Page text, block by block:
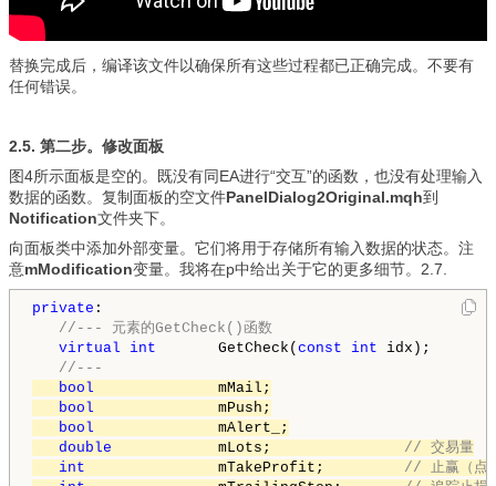
替换完成后，编译该文件以确保所有这些过程都已正确完成。不要有
任何错误。
2.5. 第二步。修改面板
图4所示面板是空的。既没有同EA进行“交互”的函数，也没有处理输入
数据的函数。复制面板的空文件PanelDialog2Original.mqh到
Notification文件夹下。
向面板类中添加外部变量。它们将用于存储所有输入数据的状态。注
意mModification变量。我将在p中给出关于它的更多细节。2.7.
private :
//--- 元素的GetCheck()函数
virtual
int GetCheck( const int idx);
//---
bool mMail;
bool mPush;
bool mAlert_;
double mLots; // 交易量
int mTakeProfit; // 止赢（点